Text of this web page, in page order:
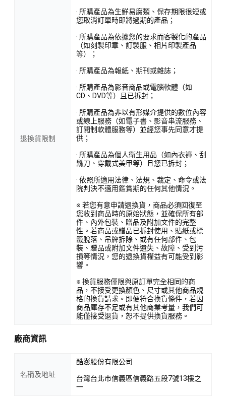
退換貨限制
· 所購產品為生鮮易腐類、保存期限很短或
您取消訂單時即將過期的產品；
· 所購產品為依據您的要求而客製化的產品
（如刻製印章、訂製服、相片印製產品
等）；
· 所購產品為報紙、期刊或雜誌；
· 所購產品為影音商品或電腦軟體（如
CD、DVD等）且已拆封；
· 所購產品為非以有形媒介提供的數位內容
或線上服務（如電子書、影音串流服務、
訂閱制軟體服務等）並經您事先同意才提
供；
· 所購產品為個人衛生用品（如內衣褲、刮
鬍刀、穿戴式美甲等）且您已拆封；
· 依照所適用法律、法規、裁定、命令或法
院判決不適用鑑賞期的任何其他情況。
※ 若您有意申請退換貨，商品必須回復至
您收到商品時的原始狀態，並確保所有部
件、內外包裝、贈品及附加文件的完整
性。若商品或贈品已拆封使用、貼紙或標
籤脫落、吊牌拆除、或有任何部件、包
裝、贈品或附加文件遺失、故障、受到污
損等情況，您的退換貨權益有可能受到影
響。
※ 換貨服務僅限與原訂單完全相同的商
品，不接受更換顏色、尺寸或其他商品規
格的換貨請求。即便符合換貨條件，若因
商品庫存不足或有其他商業考量，我們可
能僅接受退貨，恕不提供換貨服務。
廠商資訊
名稱及地址
酷澎股份有限公司
台灣台北市信義區信義路五段7號13樓之
一